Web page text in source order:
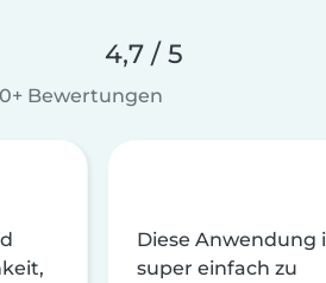
4,7 / 5
Bewertungen
Diese Anwendung
super einfach zu